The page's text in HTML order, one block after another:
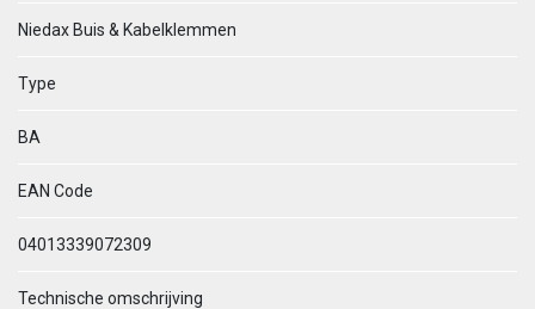
Niedax Buis & Kabelklemmen
Type
BA
EAN Code
04013339072309
Technische omschrijving